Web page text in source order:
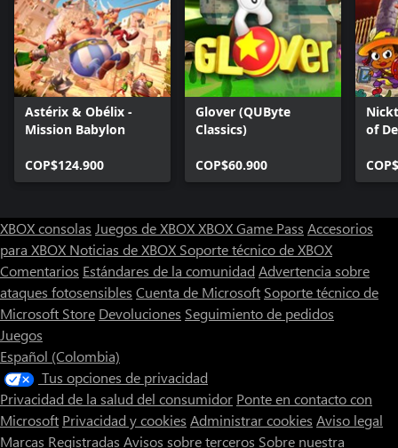
Astérix & Obélix -
Mission Babylon
COP$124.900
Glover (QUByte
Classics)
COP$60.900
of
XBOX consolas Juegos de XBOXXBOX Game Pass Accesorios
para XBOX Noticias de XBOX Soporte técnico de XBOX
Comentarios Estándares de la comunidad Advertencia sobre
ataques fotosensibles Cuenta de Microsoft Soporte técnico de
Microsoft Store Devoluciones Seguimiento de pedidos
Juegos
Español (Colombia)
Tus opciones de privacidad
Privacidad de la salud del consumidor Ponte en contacto con
Microsoft Privacidad y cookies Administrar cookies Aviso legal
Marcas Registradas Avisos sobre terceros Sobre nuestra